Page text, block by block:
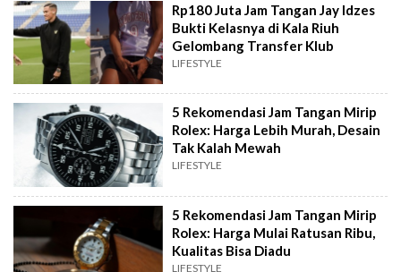
Rp180 Juta Jam Tangan Jay Idzes
Bukti Kelasnya di Kala Riuh
Gelombang Transfer Klub
LIFESTYLE
5 Rekomendasi Jam Tangan Mirip
Rolex: Harga Lebih Murah, Desain
Tak Kalah Mewah
LIFESTYLE
5 Rekomendasi Jam Tangan Mirip
Rolex: Harga Mulai Ratusan Ribu,
Kualitas Bisa Diadu
LIFESTYLE